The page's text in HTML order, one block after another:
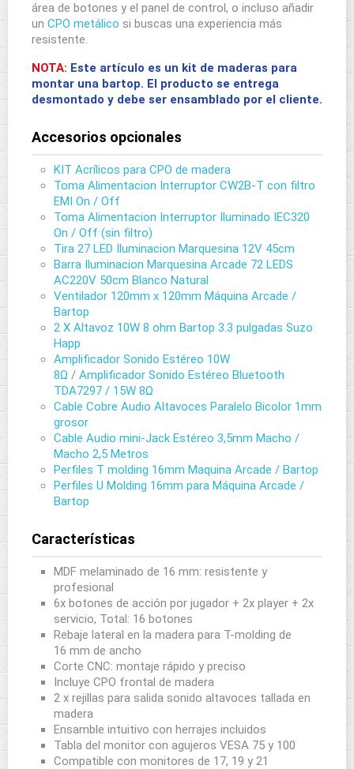
área de botones y el panel de control, o incluso añadir
un CPO metálico si buscas una experiencia más
resistente.
NOTA: Este artículo es un kit de maderas para
montar una bartop. El producto se entrega
desmontado y debe ser ensamblado por el cliente.
Accesorios opcionales
KIT Acrílicos para CPO de madera
Toma Alimentacion Interruptor CW2B-T con filtro
EMI On / Off
Toma Alimentacion Interruptor Iluminado IEC320
On / Off (sin filtro)
Tira 27 LED Iluminacion Marquesina 12V 45cm
Barra Iluminacion Marquesina Arcade 72 LEDS
AC220V 50cm Blanco Natural
Ventilador 120mm x 120mm Máquina Arcade /
Bartop
2 X Altavoz 10W 8 ohm Bartop 3.3 pulgadas Suzo
Happ
Amplificador Sonido Estéreo 10W
8Ω / Amplificador Sonido Estéreo Bluetooth
TDA7297 / 15W 8Ω
Cable Cobre Audio Altavoces Paralelo Bicolor 1mm
grosor
Cable Audio mini-Jack Estéreo 3,5mm Macho /
Macho 2,5 Metros
Perfiles T molding 16mm Maquina Arcade / Bartop
Perfiles U Molding 16mm para Máquina Arcade /
Bartop
Características
MDF melaminado de 16 mm: resistente y
profesional
6x botones de acción por jugador + 2x player + 2x
servicio, Total: 16 botones
Rebaje lateral en la madera para T-molding de
16 mm de ancho
Corte CNC: montaje rápido y preciso
Incluye CPO frontal de madera
2 x rejillas para salida sonido altavoces tallada en
madera
Ensamble intuitivo con herrajes incluidos
Tabla del monitor con agujeros VESA 75 y 100
Compatible con monitores de 17, 19 y 21